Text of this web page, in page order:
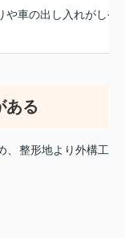
や車の出し入れがしや
ある
、整形地より外構工